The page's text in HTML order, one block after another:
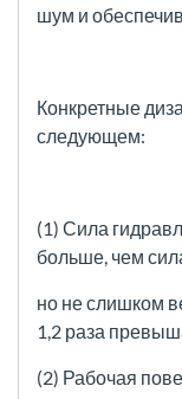
шум и
Конкретные
следующем:
(1) Сила
больше, чем
но не слишком
1,2 раза
(2) Рабочая